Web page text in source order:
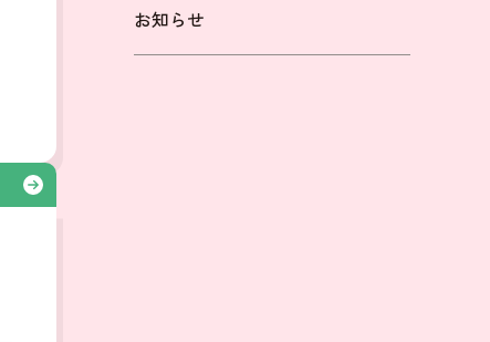
お知らせ